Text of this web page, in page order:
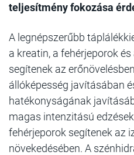
teljesítmény fokozása
A legnépszerűbb
a kreatin, a fehérjeporok
segítenek az
állóképesség javításában
hatékonyságának
magas intenzitású
fehérjeporok segítenek az
növekedésében. A